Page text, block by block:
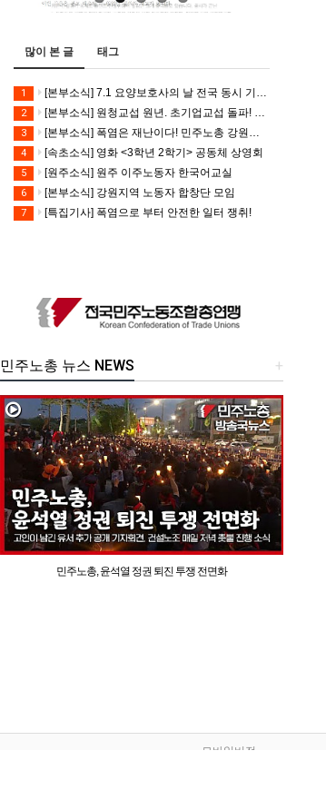
많이 본 글 태그
1 [본부소식] 7.1 요양보호사의 날 전국 동시 기자회견
2 [본부소식] 원청교섭 원년. 초기업교섭 돌파! 모든 노동자의 노동기본권 쟁취! 민주노총 7.15 총파업대회
3 [본부소식] 폭염은 재난이다! 민주노총 강원지역본부 폭염감시단 선포 기자회견
4 [속초소식] 영화 <3학년 2학기> 공동체 상영회
5 [원주소식] 원주 이주노동자 한국어교실
6 [본부소식] 강원지역 노동자 합창단 모임
7 [특집기사] 폭염으로 부터 안전한 일터 쟁취!
+
민주노총 뉴스 NEWS
민주노총, 윤석열 정권 퇴진 투쟁 전면화
모바일버전